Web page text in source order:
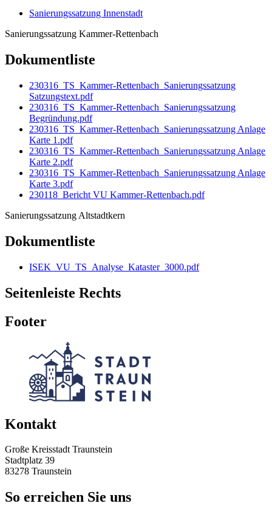
Sanierungssatzung Innenstadt
Sanierungssatzung Kammer-Rettenbach
Dokumentliste
230316_TS_Kammer-Rettenbach_Sanierungssatzung
Satzungstext.pdf
230316_TS_Kammer-Rettenbach_Sanierungssatzung
Begründung.pdf
230316_TS_Kammer-Rettenbach_Sanierungssatzung Anlage
Karte 1.pdf
230316_TS_Kammer-Rettenbach_Sanierungssatzung Anlage
Karte 2.pdf
230316_TS_Kammer-Rettenbach_Sanierungssatzung Anlage
Karte 3.pdf
230118_Bericht VU Kammer-Rettenbach.pdf
Sanierungssatzung Altstadtkern
Dokumentliste
ISEK_VU_TS_Analyse_Kataster_3000.pdf
Seitenleiste Rechts
Footer
Kontakt
Große Kreisstadt Traunstein
Stadtplatz 39
83278 Traunstein
So erreichen Sie uns